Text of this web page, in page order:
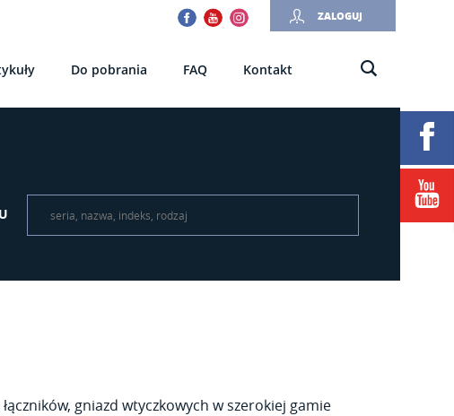
ZALOGUJ
Instagram
Do pobrania FAQ Kontakt
gniazd wtyczkowych w szerokiej gamie